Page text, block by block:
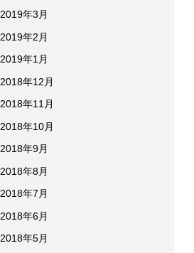
2019年3月
2019年2月
2019年1月
2018年12月
2018年11月
2018年10月
2018年9月
2018年8月
2018年7月
2018年6月
2018年5月